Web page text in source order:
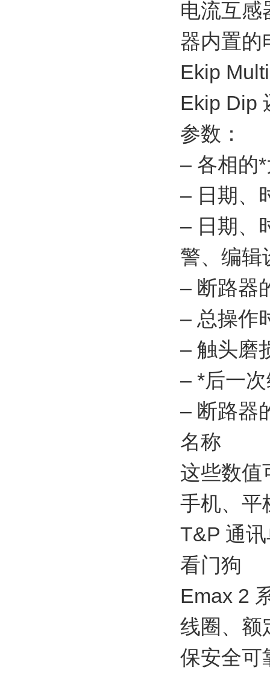
电流互感
器内置的
Ekip
Ekip Dip
参数：
– 各相的
– 日期、
– 日期、
警、编辑
– 断路器
– 总操作
– 触头磨
– *后一
– 断路器
名称
这些数值
手机、平
T&P 通
看门狗
Emax 2
线圈、额
保安全可